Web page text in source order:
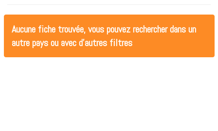
Aucune fiche trouvée, vous pouvez rechercher dans un
autre pays ou avec d'autres filtres